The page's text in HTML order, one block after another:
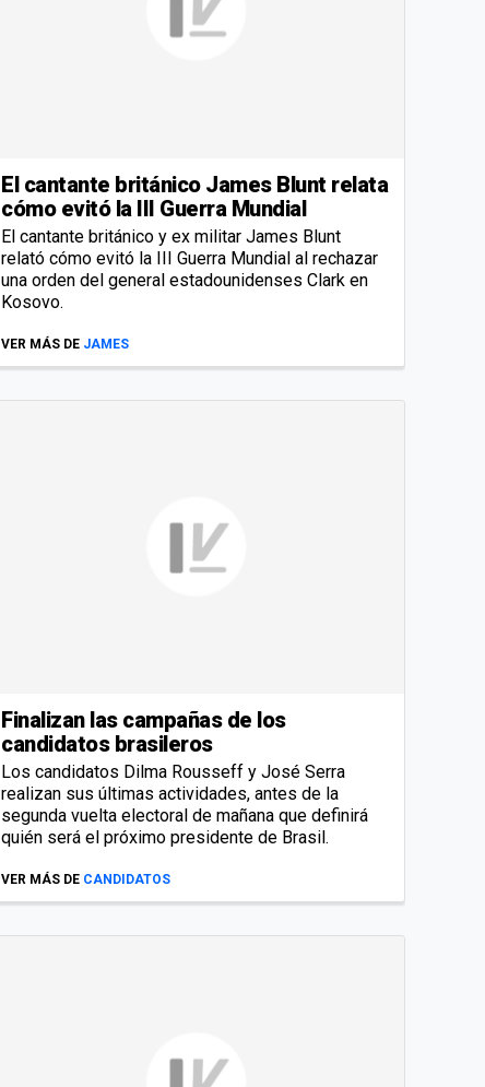
El cantante británico James Blunt relata
cómo evitó la III Guerra Mundial
El cantante británico y ex militar James Blunt
relató cómo evitó la III Guerra Mundial al rechazar
una orden del general estadounidenses Clark en
Kosovo.
VER MÁS DE JAMES
Finalizan las campañas de los
candidatos brasileros
Los candidatos Dilma Rousseff y José Serra
realizan sus últimas actividades, antes de la
segunda vuelta electoral de mañana que definirá
quién será el próximo presidente de Brasil.
VER MÁS DE CANDIDATOS